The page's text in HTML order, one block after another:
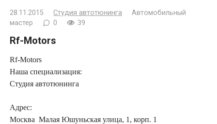
28.11.2015 Студия автотюнинга
Автомобильный
мастер
0 39
Rf-Motors
Rf-Motors
Наша специализация:
Студия автотюнинга
Адрес:
Москва Малая Юшуньская улица, 1, корп. 1